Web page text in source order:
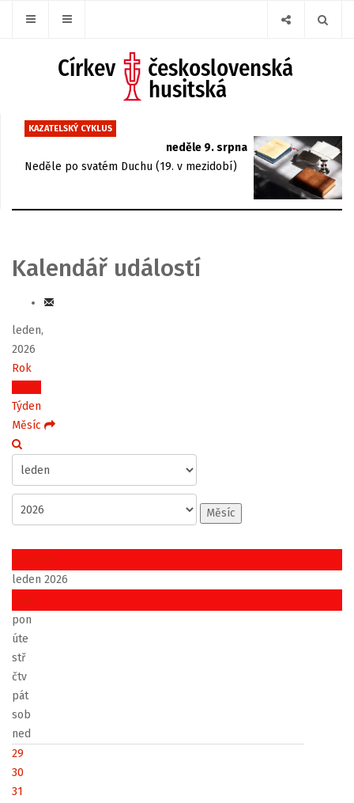
KAZATELSKÝ CYKLUS
neděle 9. srpna
Neděle po svatém Duchu (19. v mezidobí)
Kalendář událostí
leden,
2026
Rok
Měsíc
Týden
Měsíc
Měsíc
prosinec
leden 2026
únor
pon
úte
stř
čtv
pát
sob
ned
29
30
31